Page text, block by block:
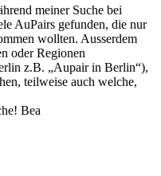
meiner Suche bei
AuPairs gefunden, die nur
wollten. Ausserdem
oder Regionen
z.B. „Aupair in Berlin“),
teilweise auch welche,
Bea